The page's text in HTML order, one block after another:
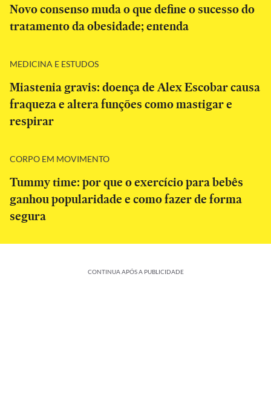
Novo consenso muda o que define o sucesso do
tratamento da obesidade; entenda
MEDICINA E ESTUDOS
Miastenia gravis: doença de Alex Escobar causa
fraqueza e altera funções como mastigar e
respirar
CORPO EM MOVIMENTO
Tummy time: por que o exercício para bebês
ganhou popularidade e como fazer de forma
segura
CONTINUA APÓS A PUBLICIDADE